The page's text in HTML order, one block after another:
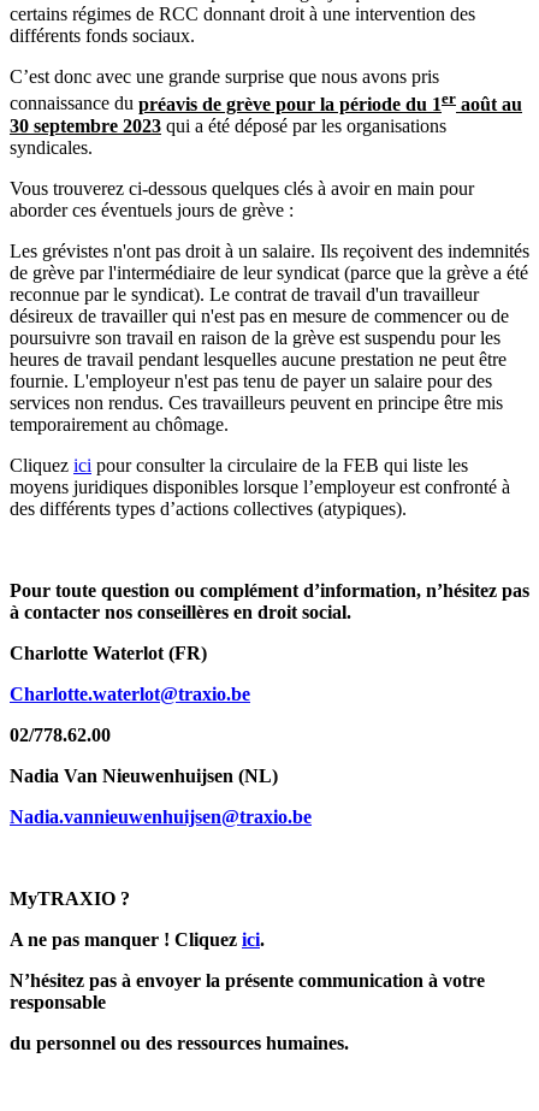
certains régimes de RCC donnant droit à une intervention des
différents fonds sociaux.
C’est donc avec une grande surprise que nous avons pris
connaissance du préavis de grève pour la période du 1er août au
30 septembre 2023 qui a été déposé par les organisations
syndicales.
Vous trouverez ci-dessous quelques clés à avoir en main pour
aborder ces éventuels jours de grève :
Les grévistes n'ont pas droit à un salaire. Ils reçoivent des indemnités
de grève par l'intermédiaire de leur syndicat (parce que la grève a été
reconnue par le syndicat). Le contrat de travail d'un travailleur
désireux de travailler qui n'est pas en mesure de commencer ou de
poursuivre son travail en raison de la grève est suspendu pour les
heures de travail pendant lesquelles aucune prestation ne peut être
fournie. L'employeur n'est pas tenu de payer un salaire pour des
services non rendus. Ces travailleurs peuvent en principe être mis
temporairement au chômage.
Cliquez ici pour consulter la circulaire de la FEB qui liste les
moyens juridiques disponibles lorsque l’employeur est confronté à
des différents types d’actions collectives (atypiques).
Pour toute question ou complément d’information, n’hésitez pas
à contacter nos conseillères en droit social.
Charlotte Waterlot (FR)
Charlotte.waterlot@traxio.be
02/778.62.00
Nadia Van Nieuwenhuijsen (NL)
Nadia.vannieuwenhuijsen@traxio.be
MyTRAXIO ?
A ne pas manquer ! Cliquez ici.
N’hésitez pas à envoyer la présente communication à votre
responsable
du personnel ou des ressources humaines.